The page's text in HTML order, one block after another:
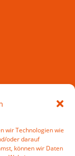
wir Technologien wie
oder darauf
können wir Daten